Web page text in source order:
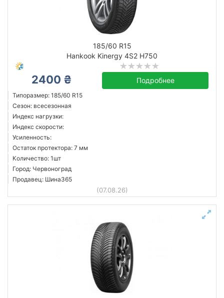
185/60 R15
Hankook Kinergy 4S2 H750
2400 ₴ Подробнее
Типоразмер: 185/60 R15
Сезон: всесезонная
Индекс нагрузки:
Индекс скорости:
Усиленность:
Остаток протектора: 7 мм
Количество: 1шт
Город: Червоноград
Продавец: Шина365
(07.08.26)